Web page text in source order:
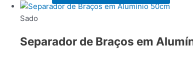
Sado
Separador de Braços em